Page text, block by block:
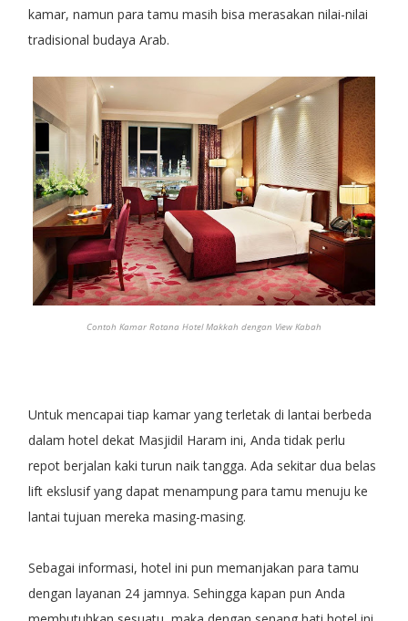
kamar, namun para tamu masih bisa merasakan nilai-nilai
tradisional budaya Arab.
Contoh Kamar Rotana Hotel Makkah dengan View Kabah
Untuk mencapai tiap kamar yang terletak di lantai berbeda
dalam hotel dekat Masjidil Haram ini, Anda tidak perlu
repot berjalan kaki turun naik tangga. Ada sekitar dua belas
lift ekslusif yang dapat menampung para tamu menuju ke
lantai tujuan mereka masing-masing.
Sebagai informasi, hotel ini pun memanjakan para tamu
dengan layanan 24 jamnya. Sehingga kapan pun Anda